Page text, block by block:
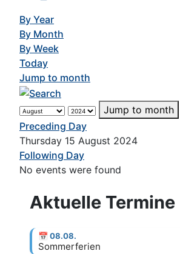
By Year
By Month
By Week
Today
Jump to month
Jump to month
Preceding Day
Thursday 15 August 2024
Following Day
No events were found
Aktuelle Termine
📅 08.08.
Sommerferien